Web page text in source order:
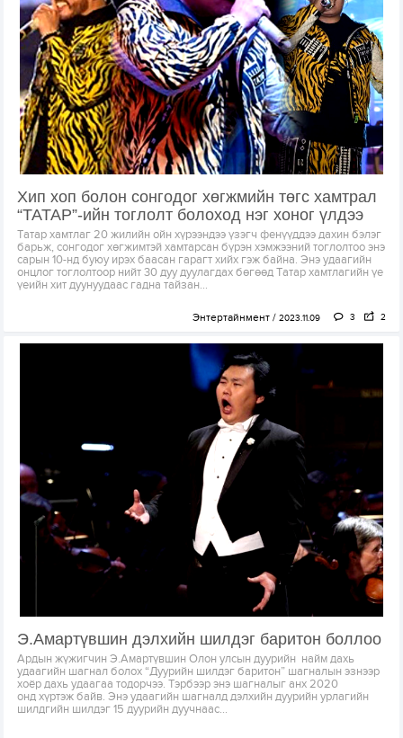
Хип хоп болон сонгодог хөгжмийн төгс хамтрал
“ТАТАР”-ийн тоглолт болоход нэг хоног үлдээ
Татар хамтлаг 20 жилийн ойн хүрээндээ үзэгч фенүүддээ дахин бэлэг
барьж, сонгодог хөгжимтэй хамтарсан бүрэн хэмжээний тоглолтоо энэ
сарын 10-нд буюу ирэх баасан гарагт хийх гэж байна. Энэ удаагийн
онцлог тоглолтоор нийт 30 дуу дуулагдах бөгөөд Татар хамтлагийн үе
үеийн хит дуунуудаас гадна тайзан...
Энтертайнмент 2023.11.09 3 2
Э.Амартүвшин дэлхийн шилдэг баритон боллоо
Ардын жүжигчин Э.Амартүвшин Олон улсын дуурийн найм дахь
удаагийн шагнал болох “Дуурийн шилдэг баритон” шагналын эзнээр
хоёр дахь удаагаа тодорчээ. Тэрбээр энэ шагналыг анх 2020
онд хүртэж байв. Энэ удаагийн шагналд дэлхийн дуурийн урлагийн
шилдгийн шилдэг 15 дуурийн дуучнаас...